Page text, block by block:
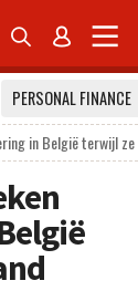
 
PERSONAL FINANCE
in België terwijl